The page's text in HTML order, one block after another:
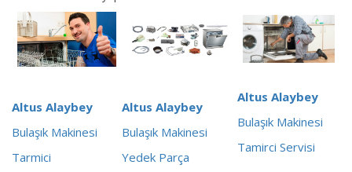
Altus Alaybey
Bulaşık Makinesi
Tarmici
Altus Alaybey
Bulaşık Makinesi
Yedek Parça
Altus Alaybey
Bulaşık Makinesi
Tamirci Servisi